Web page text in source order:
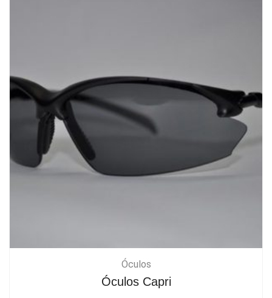
Óculos
Óculos Capri